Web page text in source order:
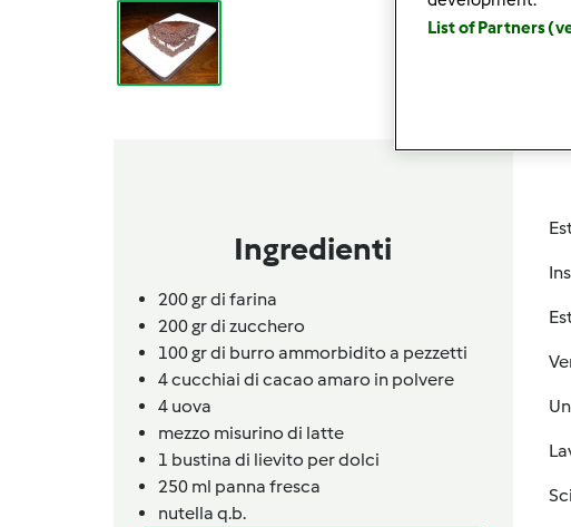
Ingredienti
200 gr di farina
200 gr di zucchero
100 gr di burro ammorbidito a pezzetti
4cucchiai di cacao amaro in polvere
4 uova
mezzo misurino di latte
1 bustina di lievito per dolci
250 ml panna fresca
nutella q.b.
List of Partners